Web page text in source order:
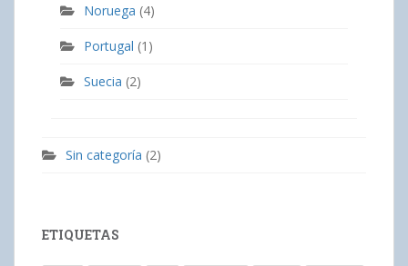
Noruega (4)
Portugal (1)
Suecia (2)
Sin categoría (2)
ETIQUETAS